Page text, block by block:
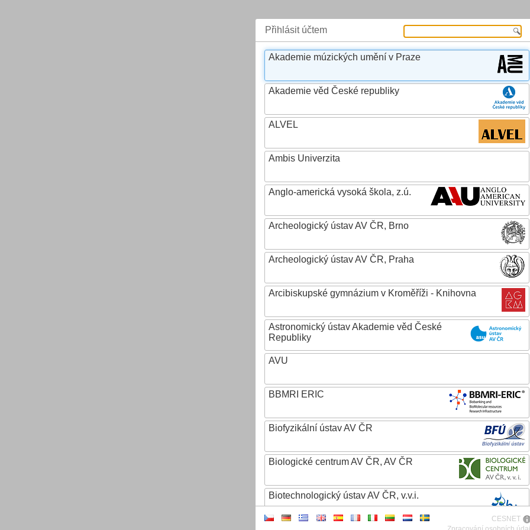
Přihlásit účtem
Akademie múzických umění v Praze
Akademie věd České republiky
ALVEL
Ambis Univerzita
Anglo-americká vysoká škola, z.ú.
Archeologický ústav AV ČR, Brno
Archeologický ústav AV ČR, Praha
Arcibiskupské gymnázium v Kroměříži - Knihovna
Astronomický ústav Akademie věd České
Republiky
AVU
BBMRI ERIC
Biofyzikální ústav AV ČR
Biologické centrum AV ČR, AV ČR
Biotechnologický ústav AV ČR, v.v.i.
CESNET